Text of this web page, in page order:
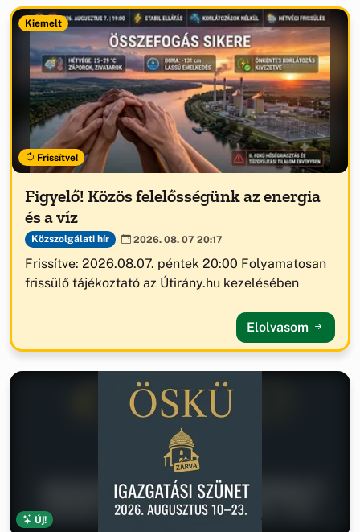
Kiemelt
Frissítve!
Figyelő! Közös felelősségünk az energia
és a víz
Közszolgálati hír 2026. 08. 07 20:17
Frissítve: 2026.08.07. péntek 20:00 Folyamatosan
frissülő tájékoztató az Útirány.hu kezelésében
Elolvasom
Új!